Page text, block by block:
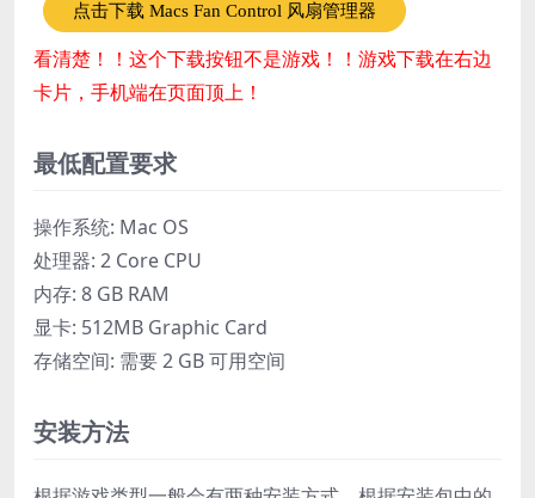
点击下载 Macs Fan Control 风扇管理器
看清楚！！这个下载按钮不是游戏！！游戏下载在右边
卡片，手机端在页面顶上！
最低配置要求
操作系统: Mac OS
处理器: 2 Core CPU
内存: 8 GB RAM
显卡: 512MB Graphic Card
存储空间: 需要 2 GB 可用空间
安装方法